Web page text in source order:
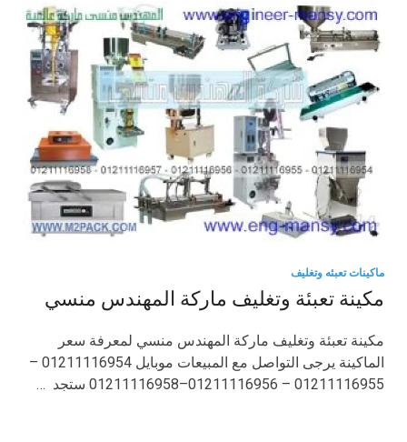
ماكينات تعبئه وتغليف
مكينة تعبئة وتغليف ماركة المهندس منسي
مكينة تعبئة وتغليف ماركة المهندس منسي لمعرفة سعر
الماكينة يرجى التواصل مع المبيعات موبايل 01211116954 –
01211116955 – 01211116956–01211116958 ستجد …